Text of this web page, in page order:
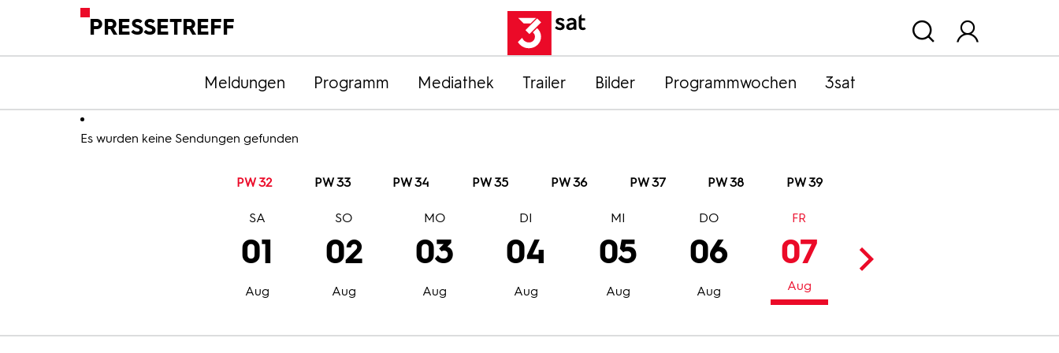
PRESSETREFF
Meldungen Programm Mediathek Trailer Bilder Programmwochen 3sat
Es wurden keine Sendungen gefunden
PW 32 PW 33 PW 34 PW 35 PW 36 PW 37 PW 38 PW 39
01
Aug
SA
02
Aug
SO
03
Aug
MO
04
Aug
DI
05
Aug
MI
06
Aug
DO
07
Aug
FR
08